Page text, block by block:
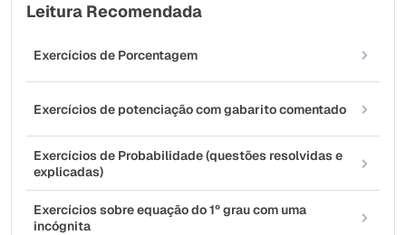
Leitura Recomendada
Exercícios de Porcentagem
Exercícios de potenciação com gabarito comentado
Exercícios de Probabilidade (questões resolvidas e
explicadas)
Exercícios sobre equação do 1º grau com uma
incógnita